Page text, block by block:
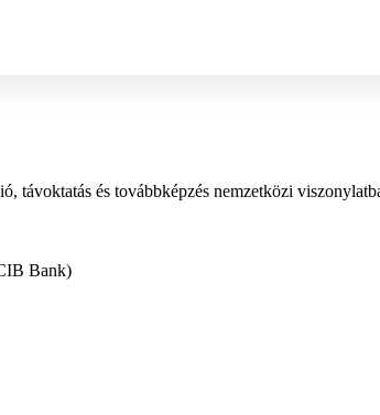
távoktatás és továbbképzés nemzetközi
Bank)